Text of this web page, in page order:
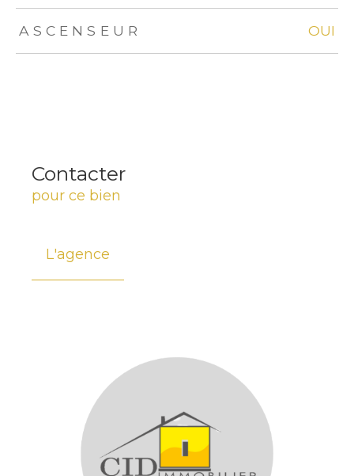
ASCENSEUR OUI
Contacter
pour ce bien
L'agence